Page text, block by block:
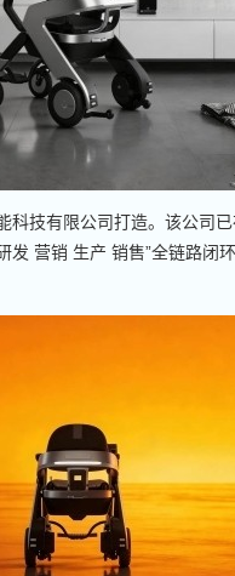
科技有限公司打造。该公司
发 营销 生产 销售”全链路闭